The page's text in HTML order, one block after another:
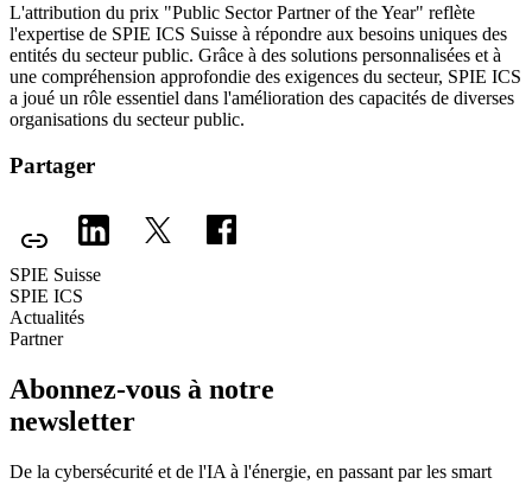
L'attribution du prix "Public Sector Partner of the Year" reflète
l'expertise de SPIE ICS Suisse à répondre aux besoins uniques des
entités du secteur public. Grâce à des solutions personnalisées et à
une compréhension approfondie des exigences du secteur, SPIE ICS
a joué un rôle essentiel dans l'amélioration des capacités de diverses
organisations du secteur public.
Partager
SPIE Suisse
SPIE ICS
Actualités
Partner
Abonnez-vous à notre
newsletter
De la cybersécurité et de l'IA à l'énergie, en passant par les smart